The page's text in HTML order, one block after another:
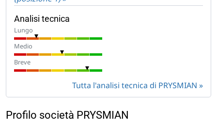
Analisi tecnica
Lungo
Medio
Breve
Tutta l'analisi tecnica di PRYSMIAN
Profilo società PRYSMIAN